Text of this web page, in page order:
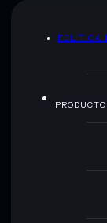
POLÍTICA
PRODUCTO